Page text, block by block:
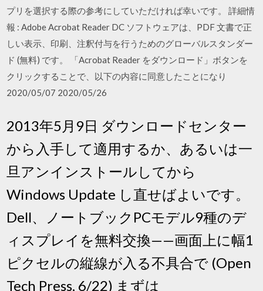
プリを選択する際の参考にしていただければ幸いです。 詳細情
報 : Adobe Acrobat Reader DC ソフトウェアは、PDF 文書で正
しい表示、印刷、注釈付与を行うためのグローバルスタンダー
ド (無料) です。 「Acrobat Reader をダウンロード」ボタンを
クリックすることで、以下の内容に同意したことになり
2020/05/07 2020/05/26
2013年5月9日 ダウンロードセンター
から入手して適用するか、あるいは一
旦アンインストールしてから
Windows Update し直せばよいです。
Dell、ノートブックPCモデル9種のデ
ィスプレイを無料交換——画面上に幅1
ピクセルの縦線が入る不具合で (Open
Tech Press, 6/22) まずは